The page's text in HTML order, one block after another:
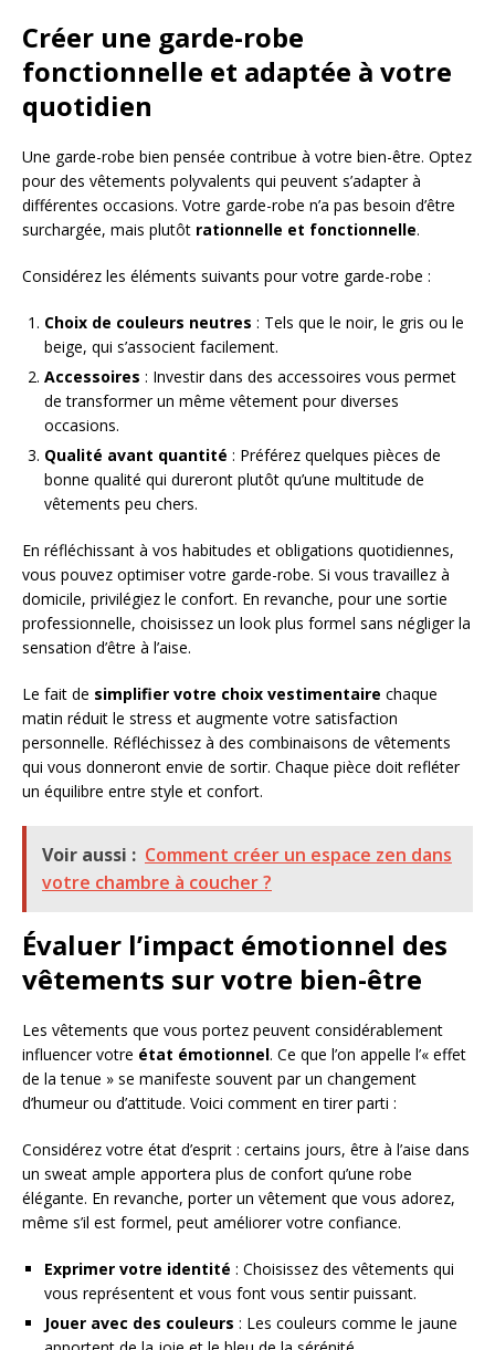
Créer une garde-robe
fonctionnelle et adaptée à votre
quotidien
Une garde-robe bien pensée contribue à votre bien-être. Optez
pour des vêtements polyvalents qui peuvent s’adapter à
différentes occasions. Votre garde-robe n’a pas besoin d’être
surchargée, mais plutôt rationnelle et fonctionnelle.
Considérez les éléments suivants pour votre garde-robe :
Choix de couleurs neutres : Tels que le noir, le gris ou le
beige, qui s’associent facilement.
Accessoires : Investir dans des accessoires vous permet
de transformer un même vêtement pour diverses
occasions.
Qualité avant quantité : Préférez quelques pièces de
bonne qualité qui dureront plutôt qu’une multitude de
vêtements peu chers.
En réfléchissant à vos habitudes et obligations quotidiennes,
vous pouvez optimiser votre garde-robe. Si vous travaillez à
domicile, privilégiez le confort. En revanche, pour une sortie
professionnelle, choisissez un look plus formel sans négliger la
sensation d’être à l’aise.
Le fait de simplifier votre choix vestimentaire chaque
matin réduit le stress et augmente votre satisfaction
personnelle. Réfléchissez à des combinaisons de vêtements
qui vous donneront envie de sortir. Chaque pièce doit refléter
un équilibre entre style et confort.
Voir aussi : Comment créer un espace zen dans
votre chambre à coucher ?
Évaluer l’impact émotionnel des
vêtements sur votre bien-être
Les vêtements que vous portez peuvent considérablement
influencer votre état émotionnel. Ce que l’on appelle l’« effet
de la tenue » se manifeste souvent par un changement
d’humeur ou d’attitude. Voici comment en tirer parti :
Considérez votre état d’esprit : certains jours, être à l’aise dans
un sweat ample apportera plus de confort qu’une robe
élégante. En revanche, porter un vêtement que vous adorez,
même s’il est formel, peut améliorer votre confiance.
Exprimer votre identité : Choisissez des vêtements qui
vous représentent et vous font vous sentir puissant.
Jouer avec des couleurs : Les couleurs comme le jaune